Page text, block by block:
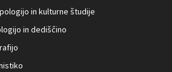
in kulturne študije
in dediščino